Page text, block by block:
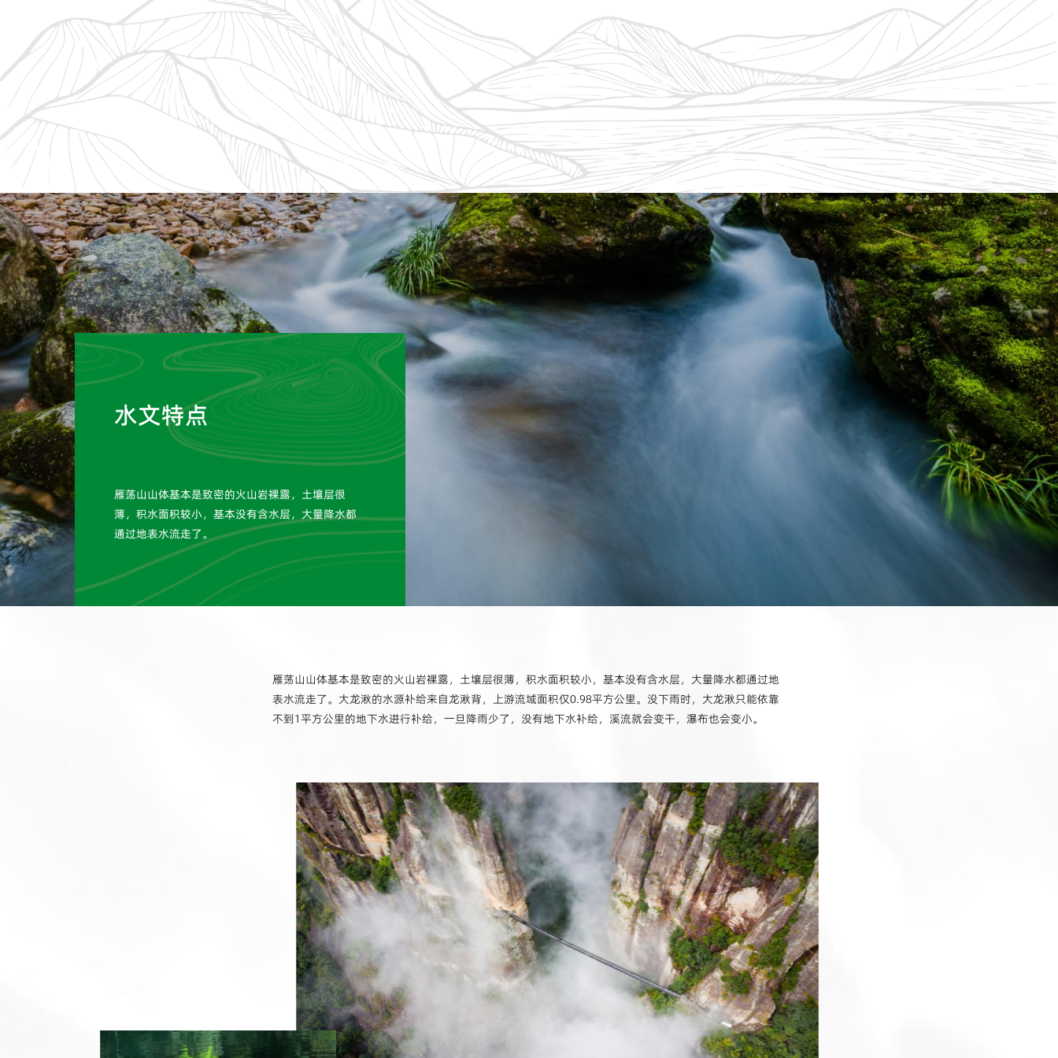
水文特点
雁荡山山体基本是致密的火山岩裸露，土壤层很
薄，积水面积较小，基本没有含水层，大量降水都
通过地表水流走了。
雁荡山山体基本是致密的火山岩裸露，土壤层很薄，积水面积较小，基本没有含水层，大量降水都通过地
表水流走了。大龙湫的水源补给来自龙湫背，上游流域面积仅0.98平方公里。没下雨时，大龙湫只能依靠
不到1平方公里的地下水进行补给，一旦降雨少了，没有地下水补给，溪流就会变干，瀑布也会变小。